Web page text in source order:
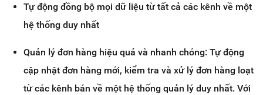
Tự động đồng bộ mọi dữ liệu từ tất cả các kênh về một
hệ thống duy nhất
Quản lý đơn hàng hiệu quả và nhanh chóng: Tự động
cập nhật đơn hàng mới, kiểm tra và xử lý đơn hàng loạt
từ các kênh bán về một hệ thống quản lý duy nhất. Với